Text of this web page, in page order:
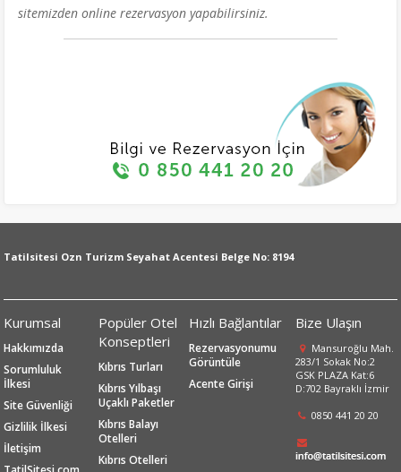
sitemizden online rezervasyon yapabilirsiniz.
Tatilsitesi Ozn Turizm Seyahat Acentesi Belge No: 8194
Kurumsal
Hakkımızda
Sorumluluk
İlkesi
Site Güvenliği
Gizlilik İlkesi
İletişim
Popüler Otel
Konseptleri
Kıbrıs Turları
Kıbrıs Yılbaşı
Uçaklı Paketler
Kıbrıs Balayı
Otelleri
Kıbrıs Otelleri
Hızlı Bağlantılar
Rezervasyonumu
Görüntüle
Acente Girişi
Bize Ulaşın
Mansuroğlu Mah.
283/1 Sokak No:2
GSK PLAZA Kat:6
D:702 Bayraklı İzmir
0850 441 20 20